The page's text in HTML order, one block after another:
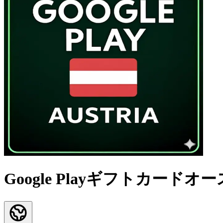
Google Playギフトカードオ